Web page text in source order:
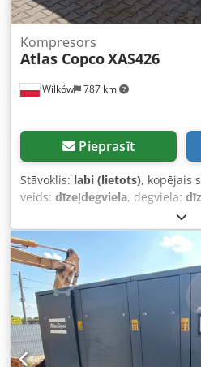
Wilków 787 km
Kompresors
Atlas CopcoXAS426
Pieprasīt
Stāvoklis: labi (lietots), kopējais
veids: dīzeļdegviela, degviela:
, RAŽOTĀJS -
Ssk MODELIS - XAS426 SĒRIJAS
50542371 IZGATAVOŠANAS
RAŽĪBA (m3/min) - 25 SPIEDIENS